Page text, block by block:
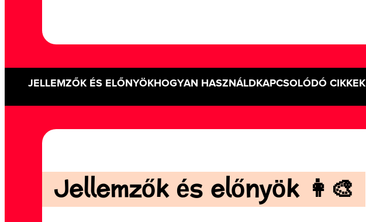
JELLEMZŐK ÉS ELŐNYÖKHOGYAN HASZNÁLDKAPCSOLÓDÓ CIKKEK
Jellemzők és előnyök 👩‍🎨